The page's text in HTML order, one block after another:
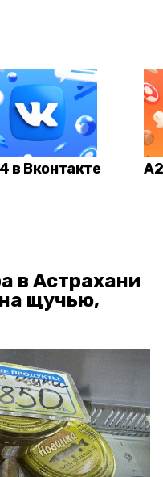
в Вконтакте
в Астрахани
щучью,